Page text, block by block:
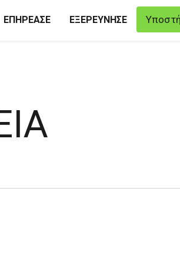
ΕΠΗΡΕΑΣΕ ΕΞΕΡΕΥΝΗΣΕ